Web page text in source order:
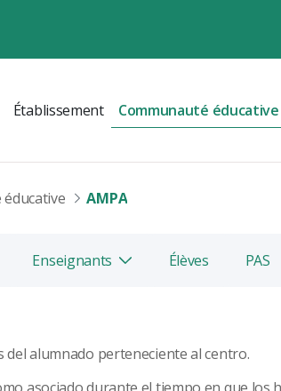
Établissement Communauté éducative
AMPA
Enseignants BasculeÉlèves PAS
del alumnado perteneciente al centro.